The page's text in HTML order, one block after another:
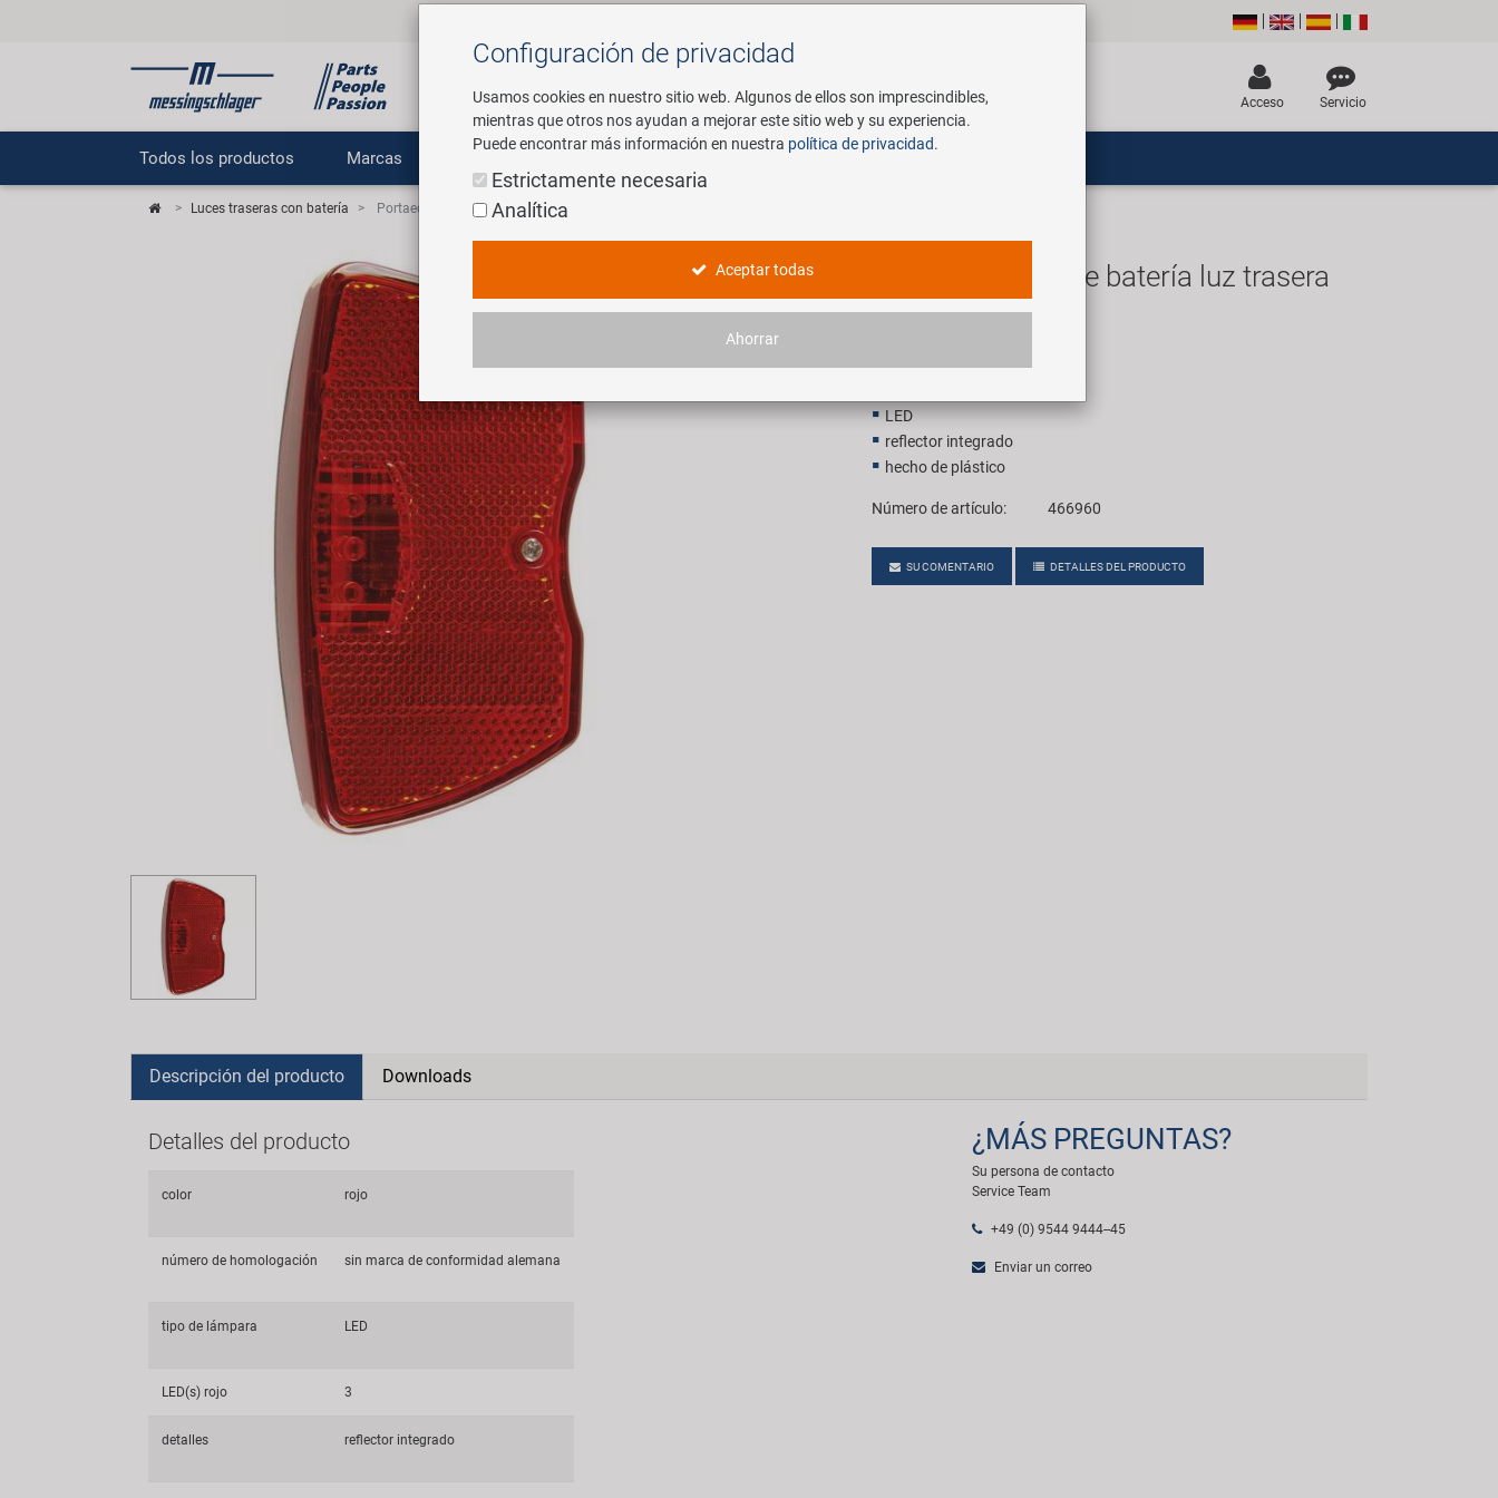
Buscar
Acceso Servicio
Todos los productos Marcas Servicio
Luces traseras con batería Portaequipajes de batería luz trasera
Portaequipajes de batería luz trasera
LED
reflector integrado
hecho de plástico
Número de artículo: 466960
SU COMENTARIO DETALLES DEL PRODUCTO
Descripción del producto Downloads
Detalles del producto
color rojo
número de homologación sin marca de conformidad alemana
tipo de lámpara LED
LED(s) rojo 3
detalles reflector integrado
¿MÁS PREGUNTAS?
Su persona de contacto
Service Team
+49 (0) 9544 9444--45
Enviar un correo
Configuración de privacidad
Usamos cookies en nuestro sitio web. Algunos de ellos son imprescindibles,
mientras que otros nos ayudan a mejorar este sitio web y su experiencia.
Puede encontrar más información en nuestra política de privacidad.
Estrictamente necesaria
Analítica
Aceptar todas
Ahorrar